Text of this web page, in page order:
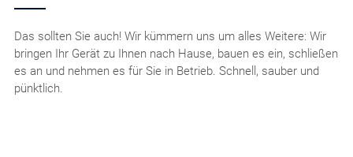
Das sollten Sie auch! Wir kümmern uns um alles Weitere: Wir
bringen Ihr Gerät zu Ihnen nach Hause, bauen es ein, schließen
es an und nehmen es für Sie in Betrieb. Schnell, sauber und
pünktlich.